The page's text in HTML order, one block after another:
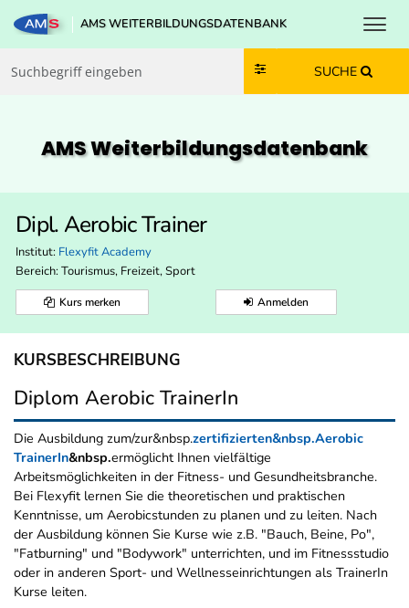
Zum Inhalt springen
Zum Navmenü springen
Zur Suche springen
Zur Footer springen
AMS WEITERBILDUNGSDATENBANK
SUCHE
AMS Weiterbildungs­datenbank
Dipl. Aerobic Trainer
Institut: Flexyfit Academy
Bereich: Tourismus, Freizeit, Sport
Kurs merken Anmelden
KURSBESCHREIBUNG
Diplom Aerobic TrainerIn
Die Ausbildung zum/zur&nbsp.zertifizierten&nbsp.Aerobic
TrainerIn&nbsp.ermöglicht Ihnen vielfältige
Arbeitsmöglichkeiten in der Fitness- und Gesundheitsbranche.
Bei Flexyfit lernen Sie die theoretischen und praktischen
Kenntnisse, um Aerobicstunden zu planen und zu leiten. Nach
der Ausbildung können Sie Kurse wie z.B. "Bauch, Beine, Po",
"Fatburning" und "Bodywork" unterrichten, und im Fitnessstudio
oder in anderen Sport- und Wellnesseinrichtungen als TrainerIn
Kurse leiten.